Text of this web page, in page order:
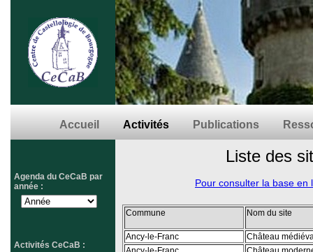
Accueil Activités Publications
Agenda du CeCaB par
année :
Activités CeCaB :
Liste des
Pour consulter la base en
Commune Nom du site
Ancy-le-Franc
Château